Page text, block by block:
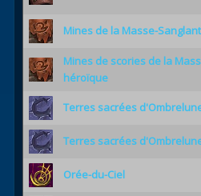
Mines de la Masse-
Mines de scories de la
héroïque
Terres sacrées
Terres sacrées
Orée-du-Ciel